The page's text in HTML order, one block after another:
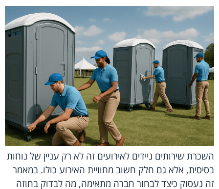
השכרת שירותים ניידים לאירועים זה לא רק עניין של נוחות
בסיסית, אלא גם חלק חשוב מחוויית האירוע כולו. במאמר
זה נעסוק כיצד לבחור חברה מתאימה, מה לבדוק בחוזה